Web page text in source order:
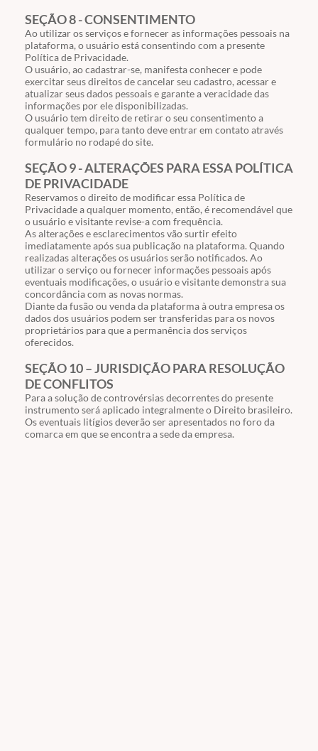
SEÇÃO 8 - CONSENTIMENTO
Ao utilizar os serviços e fornecer as informações pessoais na
plataforma, o usuário está consentindo com a presente
Política de Privacidade.
O usuário, ao cadastrar-se, manifesta conhecer e pode
exercitar seus direitos de cancelar seu cadastro, acessar e
atualizar seus dados pessoais e garante a veracidade das
informações por ele disponibilizadas.
O usuário tem direito de retirar o seu consentimento a
qualquer tempo, para tanto deve entrar em contato através
formulário no rodapé do site.
SEÇÃO 9 - ALTERAÇÕES PARA ESSA POLÍTICA
DE PRIVACIDADE
Reservamos o direito de modificar essa Política de
Privacidade a qualquer momento, então, é recomendável que
o usuário e visitante revise-a com frequência.
As alterações e esclarecimentos vão surtir efeito
imediatamente após sua publicação na plataforma. Quando
realizadas alterações os usuários serão notificados. Ao
utilizar o serviço ou fornecer informações pessoais após
eventuais modificações, o usuário e visitante demonstra sua
concordância com as novas normas.
Diante da fusão ou venda da plataforma à outra empresa os
dados dos usuários podem ser transferidas para os novos
proprietários para que a permanência dos serviços
oferecidos.
SEÇÃO 10 – JURISDIÇÃO PARA RESOLUÇÃO
DE CONFLITOS
Para a solução de controvérsias decorrentes do presente
instrumento será aplicado integralmente o Direito brasileiro.
Os eventuais litígios deverão ser apresentados no foro da
comarca em que se encontra a sede da empresa.